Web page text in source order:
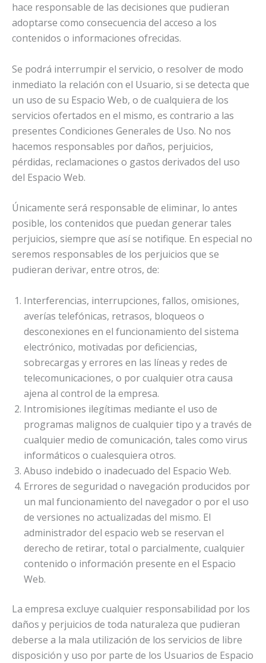
hace responsable de las decisiones que pudieran
adoptarse como consecuencia del acceso a los
contenidos o informaciones ofrecidas.
Se podrá interrumpir el servicio, o resolver de modo
inmediato la relación con el Usuario, si se detecta que
un uso de su Espacio Web, o de cualquiera de los
servicios ofertados en el mismo, es contrario a las
presentes Condiciones Generales de Uso. No nos
hacemos responsables por daños, perjuicios,
pérdidas, reclamaciones o gastos derivados del uso
del Espacio Web.
Únicamente será responsable de eliminar, lo antes
posible, los contenidos que puedan generar tales
perjuicios, siempre que así se notifique. En especial no
seremos responsables de los perjuicios que se
pudieran derivar, entre otros, de:
Interferencias, interrupciones, fallos, omisiones,
averías telefónicas, retrasos, bloqueos o
desconexiones en el funcionamiento del sistema
electrónico, motivadas por deficiencias,
sobrecargas y errores en las líneas y redes de
telecomunicaciones, o por cualquier otra causa
ajena al control de la empresa.
Intromisiones ilegítimas mediante el uso de
programas malignos de cualquier tipo y a través de
cualquier medio de comunicación, tales como virus
informáticos o cualesquiera otros.
Abuso indebido o inadecuado del Espacio Web.
Errores de seguridad o navegación producidos por
un mal funcionamiento del navegador o por el uso
de versiones no actualizadas del mismo. El
administrador del espacio web se reservan el
derecho de retirar, total o parcialmente, cualquier
contenido o información presente en el Espacio
Web.
La empresa excluye cualquier responsabilidad por los
daños y perjuicios de toda naturaleza que pudieran
deberse a la mala utilización de los servicios de libre
disposición y uso por parte de los Usuarios de Espacio